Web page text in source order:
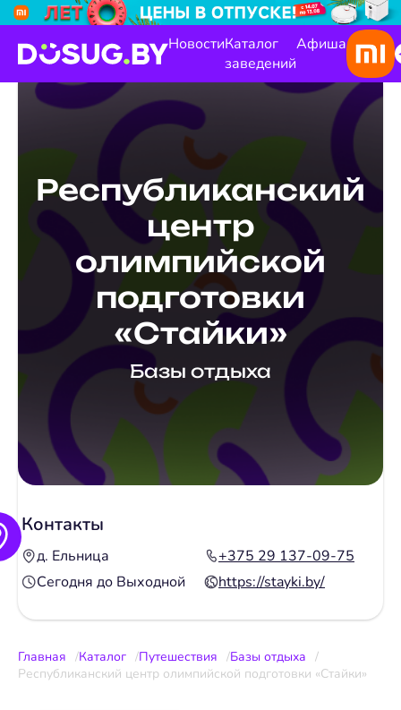
НовостиКаталог
заведений
Афиша
Республиканский
центр
олимпийской
подготовки
«Стайки»
Базы отдыха
Контакты
д. Ельница
+375 29 137-09-75
Сегодня до Выходной
https://stayki.by/
Главная Каталог Путешествия
Базы отдыха
Республиканский центр олимпийской подготовки «Стайки»